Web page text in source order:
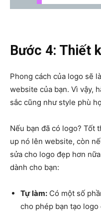
Bước 4: Thiết
Phong cách của logo sẽ
website của bạn. Vì vậy,
sắc cũng như style phù
Nếu bạn đã có logo? Tốt
up nó lên website, còn
sửa cho logo đẹp hơn
dành cho bạn:
Tự làm: Có một số
cho phép bạn tạo